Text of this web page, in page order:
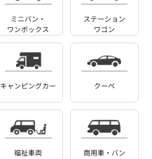
ミニバン・
ワンボックス
ステーション
ワゴン
キャンピングカー クーペ
福祉車両 商用車・バン